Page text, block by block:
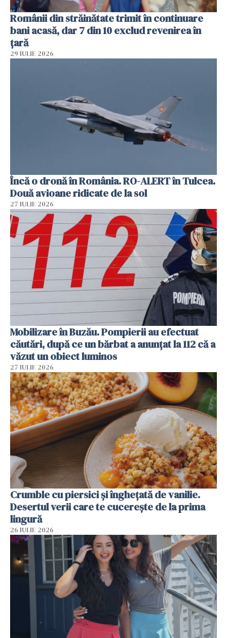
Românii din străinătate trimit în continuare
bani acasă, dar 7 din 10 exclud revenirea în
țară
29 IULIE 2026
Încă o dronă în România. RO-ALERT în Tulcea.
Două avioane ridicate de la sol
27 IULIE 2026
Mobilizare în Buzău. Pompierii au efectuat
căutări, după ce un bărbat a anunțat la 112 că a
văzut un obiect luminos
27 IULIE 2026
Crumble cu piersici și înghețată de vanilie.
Desertul verii care te cucerește de la prima
lingură
26 IULIE 2026